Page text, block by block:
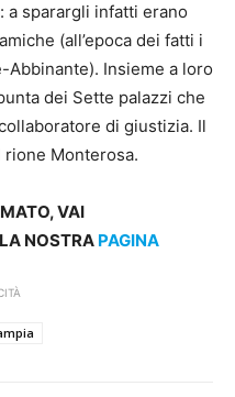
a sparargli infatti erano
(all’epoca dei fatti i
Abbinante). Insieme a loro
dei Sette palazzi che
di giustizia. Il
Monterosa.
VAI
NOSTRA PAGINA